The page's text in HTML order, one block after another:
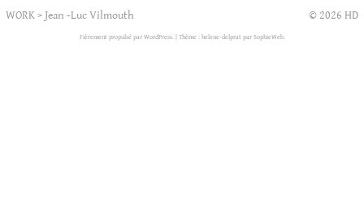
WORK>Jean -Luc Vilmouth © 2026 HD
Fièrement propulsé par WordPress. Thème : helene-delprat par SophieWeb.